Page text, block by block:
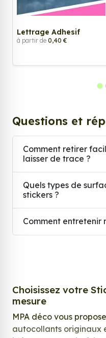
Lettrage Adhesif
à partir de 0,40 €
Questions et
Comment retirer
laisser de trace ?
Quels types de
stickers ?
Comment entretenir
Choisissez votre
mesure
MPA déco vous
autocollants originaux